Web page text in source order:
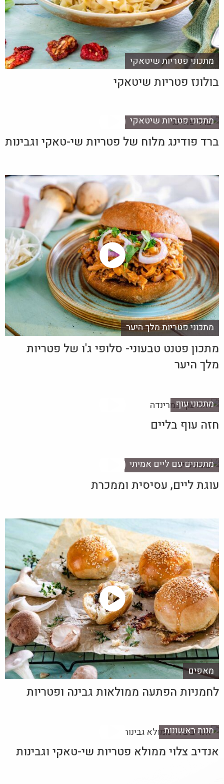
מתכוני פטריות שיטאקי
בולונז פטריות שיטאקי
מתכוני פטריות שיטאקי
ברד פודינג מלוח של פטריות שי-טאקי וגבינות
מתכוני פטריות מלך היער
מתכון פטנט טבעוני- סלופי ג'ו של פטריות
מלך היער
מתכוני עוף
חזה עוף בליים
מתכונים עם ליים אמיתי
עוגת ליים, עסיסית וממכרת
מאפים
לחמניות הפתעה ממולאות גבינה ופטריות
מנות ראשונות
אנדיב צלוי ממולא פטריות שי-טאקי וגבינות